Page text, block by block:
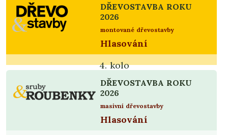
DŘEVOSTAVBA ROKU
2026
montované dřevostavby
Hlasování
4. kolo
3. kolo
2. kolo
DŘEVOSTAVBA ROKU
2026
masivní dřevostavby
Hlasování